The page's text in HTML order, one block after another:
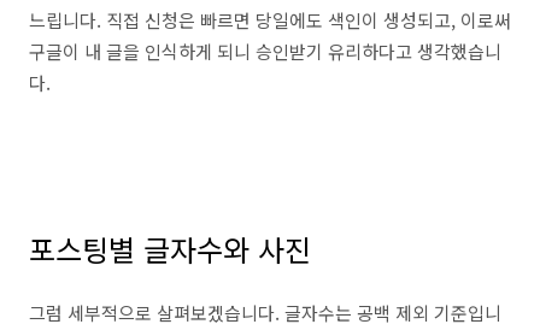
느립니다. 직접 신청은 빠르면 당일에도 색인이 생성되고, 이로써
구글이 내 글을 인식하게 되니 승인받기 유리하다고 생각했습니
다.
포스팅별 글자수와 사진
그럼 세부적으로 살펴보겠습니다. 글자수는 공백 제외 기준입니